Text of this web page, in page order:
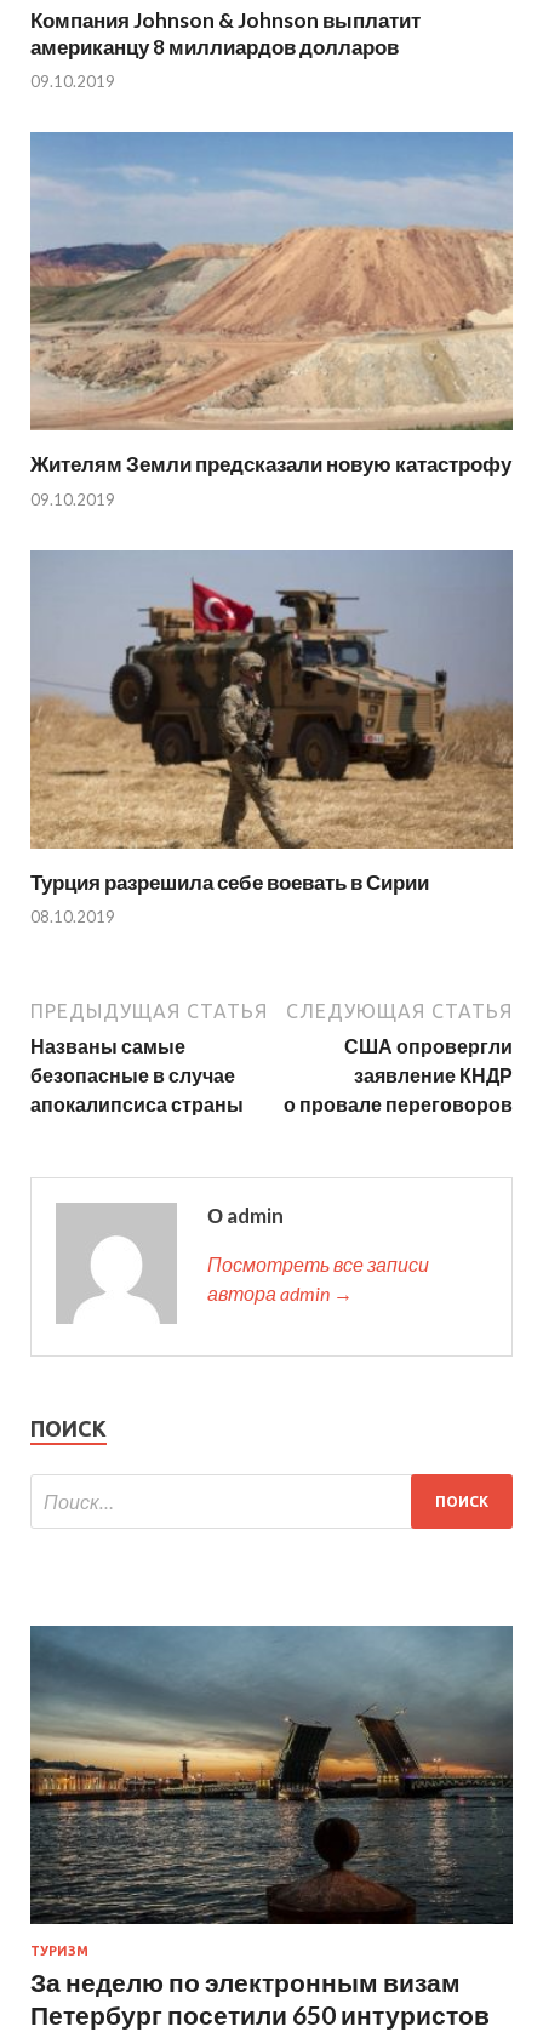
Компания Johnson & Johnson выплатит
американцу 8 миллиардов долларов
09.10.2019
Жителям Земли предсказали новую катастрофу
09.10.2019
Турция разрешила себе воевать в Сирии
08.10.2019
ПРЕДЫДУЩАЯ СТАТЬЯ
Названы самые
безопасные в случае
апокалипсиса страны
СЛЕДУЮЩАЯ СТАТЬЯ
США опровергли
заявление КНДР
о провале переговоров
О admin
Посмотреть все записи
автора admin →
ПОИСК
ТУРИЗМ
За неделю по электронным визам
Петербург посетили 650 интуристов